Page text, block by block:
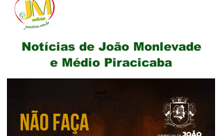
Notícias de João Monlevade
e Médio Piracicaba